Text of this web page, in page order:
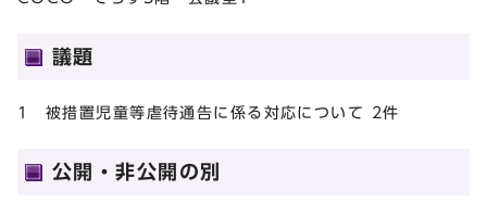
議題
1 被措置児童等虐待通告に係る対応について 2件
公開・非公開の別